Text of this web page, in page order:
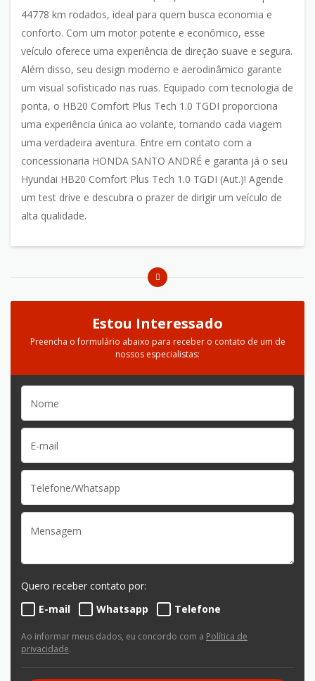
44778 km rodados, ideal para quem busca economia e
conforto. Com um motor potente e econômico, esse
veículo oferece uma experiência de direção suave e segura.
Além disso, seu design moderno e aerodinâmico garante
um visual sofisticado nas ruas. Equipado com tecnologia de
ponta, o HB20 Comfort Plus Tech 1.0 TGDI proporciona
uma experiência única ao volante, tornando cada viagem
uma verdadeira aventura. Entre em contato com a
concessionaria HONDA SANTO ANDRÉ e garanta já o seu
Hyundai HB20 Comfort Plus Tech 1.0 TGDI (Aut.)! Agende
um test drive e descubra o prazer de dirigir um veículo de
alta qualidade.
Estou Interessado
Preencha o formulário abaixo para receber o contato de um de
nossos especialistas:
Quero receber contato por:
E-mail
Whatsapp Telefone
Ao informar meus dados, eu concordo com a Política de
privacidade.